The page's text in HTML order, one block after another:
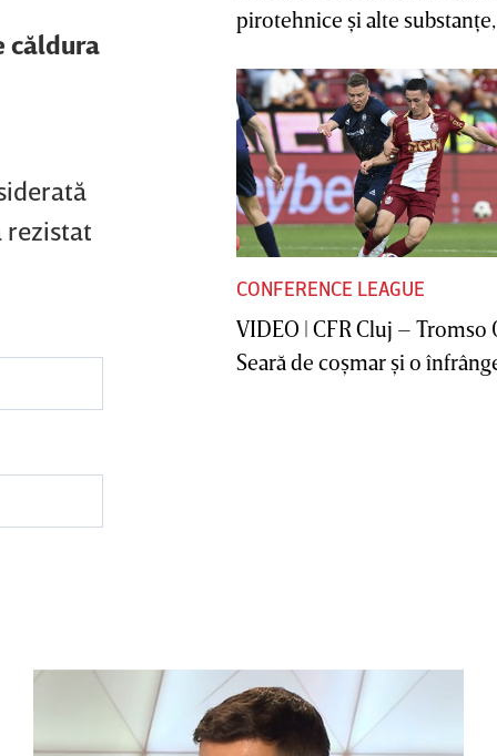
căldura
rezistat
pirotehnice şi alte substanţe,
CONFERENCE LEAGUE
VIDEO | CFR Cluj – Tromso
Seară de coşmar şi o